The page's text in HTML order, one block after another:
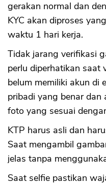
gerakan normal dan
KYC akan diproses
waktu 1 hari kerja.
Tidak jarang verifikasi
perlu diperhatikan saat
belum memiliki akun di
pribadi yang benar dan
foto yang sesuai
KTP harus asli dan
Saat mengambil
jelas tanpa
Saat selfie pastikan